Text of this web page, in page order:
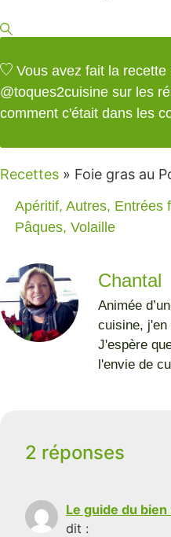
Vous avez fait la recette
@toques2cuisine sur les
comment c'était dans les
Recettes » Foie gras au
Apéritif, Autres, Entrées
Pâques, Volaille
Chantal
Animée
cuisine, j'en
J'espère
l'envie de
2 réponses
Le guide du
dit :